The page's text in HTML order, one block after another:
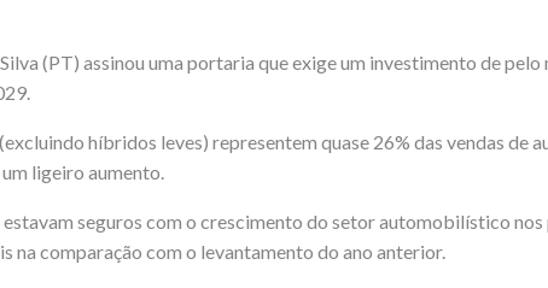
(PT) assinou uma portaria que exige um investimento de
híbridos leves) representem quase 26% das vendas de
ligeiro aumento.
seguros com o crescimento do setor automobilístico
na comparação com o levantamento do ano anterior.